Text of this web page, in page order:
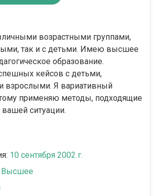
возрастными группами,
так и с детьми. Имею высшее
образование.
кейсов с детьми,
взрослыми. Я вариативный
применяю методы, подходящие
ситуации.
10 сентября 2002 г.
Высшее